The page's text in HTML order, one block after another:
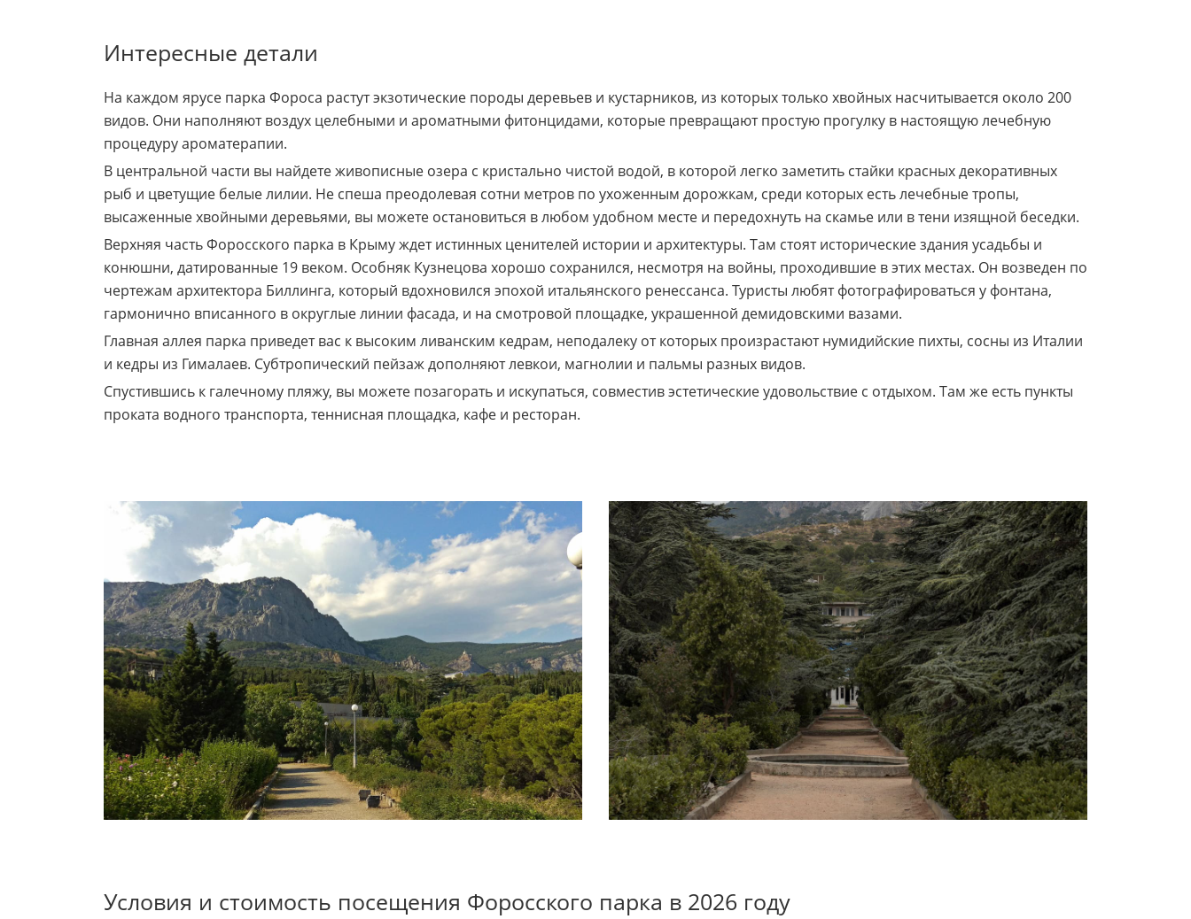
Интересные детали
На каждом ярусе парка Фороса растут экзотические породы деревьев и кустарников, из которых только хвойных насчитывается около 200
видов. Они наполняют воздух целебными и ароматными фитонцидами, которые превращают простую прогулку в настоящую лечебную
процедуру ароматерапии.
В центральной части вы найдете живописные озера с кристально чистой водой, в которой легко заметить стайки красных декоративных
рыб и цветущие белые лилии. Не спеша преодолевая сотни метров по ухоженным дорожкам, среди которых есть лечебные тропы,
высаженные хвойными деревьями, вы можете остановиться в любом удобном месте и передохнуть на скамье или в тени изящной беседки.
Верхняя часть Форосского парка в Крыму ждет истинных ценителей истории и архитектуры. Там стоят исторические здания усадьбы и
конюшни, датированные 19 веком. Особняк Кузнецова хорошо сохранился, несмотря на войны, проходившие в этих местах. Он возведен по
чертежам архитектора Биллинга, который вдохновился эпохой итальянского ренессанса. Туристы любят фотографироваться у фонтана,
гармонично вписанного в округлые линии фасада, и на смотровой площадке, украшенной демидовскими вазами.
Главная аллея парка приведет вас к высоким ливанским кедрам, неподалеку от которых произрастают нумидийские пихты, сосны из Италии
и кедры из Гималаев. Субтропический пейзаж дополняют левкои, магнолии и пальмы разных видов.
Спустившись к галечному пляжу, вы можете позагорать и искупаться, совместив эстетические удовольствие с отдыхом. Там же есть пункты
проката водного транспорта, теннисная площадка, кафе и ресторан.
Условия и стоимость посещения Форосского парка в 2026 году